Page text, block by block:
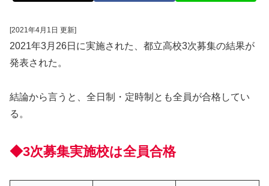
[2021年4月1日 更新]
2021年3月26日に実施された、都立高校3次募集の結果が
発表された。
結論から言うと、全日制・定時制とも全員が合格してい
る。
◆3次募集実施校は全員合格